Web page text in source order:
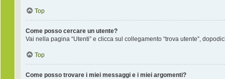
Top
Come posso cercare un utente?
Vai nella pagina “Utenti” e clicca sul collegamento “trova utente”,
Top
Come posso trovare i miei messaggi e i miei argomenti?